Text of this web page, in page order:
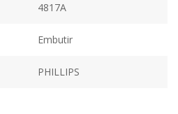
4817A
Embutir
PHILLIPS